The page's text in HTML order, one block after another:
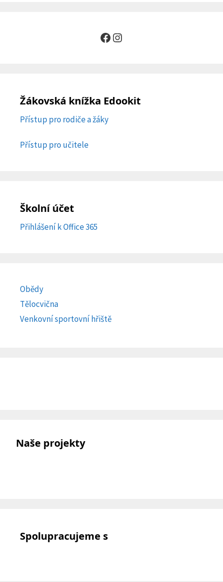
Facebook
Instagram
Žákovská knížka Edookit
Přístup pro rodiče a žáky
Přístup pro učitele
Školní účet
Přihlášení k Office 365
Obědy
Tělocvična
Venkovní sportovní hřiště
Naše projekty
Spolupracujeme s